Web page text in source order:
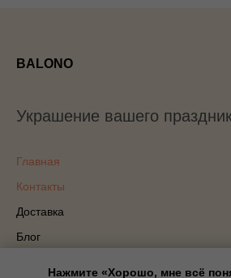
Нажмите «Хорошо, мне всё
BALONO
Украшение вашего
Главная
Контакты
Доставка
Блог